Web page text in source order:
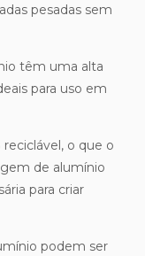
pesadas sem
têm uma alta
para uso em
o que o
de alumínio
para criar
podem ser